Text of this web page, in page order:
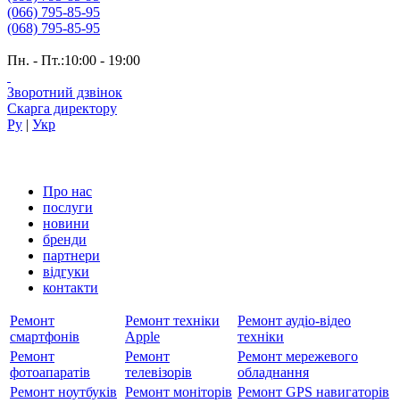
(066) 795-85-95
(068) 795-85-95
Пн. - Пт.:10:00 - 19:00
Зворотний дзвінок
Скарга директору
Ру | Укр
Про нас
послуги
новини
бренди
партнери
вiдгуки
контакти
Ремонт
смартфонів
Ремонт техніки
Apple
Ремонт аудіо-відео
техніки
Ремонт
фотоапаратів
Ремонт
телевізорів
Ремонт мережевого
обладнання
Ремонт ноутбуків Ремонт моніторів Ремонт GPS навигаторів